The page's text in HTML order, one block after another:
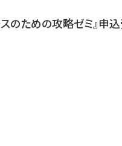
ための攻略ゼミ』申込